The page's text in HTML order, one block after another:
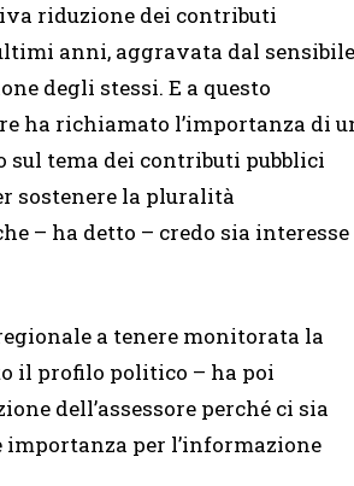
riduzione dei contributi
anni, aggravata dal
degli stessi. E a questo
ha richiamato l’importanza di
sul tema dei contributi pubblici
sostenere la pluralità
– ha detto – credo sia interesse
a tenere monitorata la
il profilo politico – ha poi
dell’assessore perché ci sia
per l’informazione